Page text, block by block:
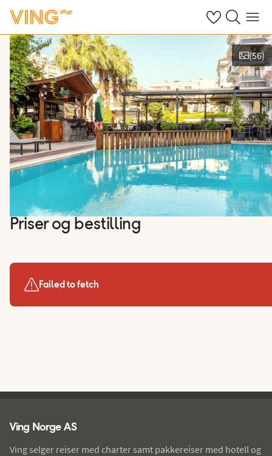
Se dine sparte
Søk påMeny
Vis bilder
(56)
Priser og bestilling
Failed to fetch
Ving Norge AS
Ving selger reiser med charter samt pakkereiser med hotell og